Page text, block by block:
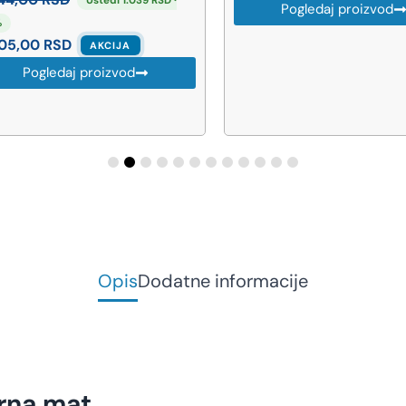
RSD AKCIJA
Pogledaj proizvod
Pogledaj proizvod
OpisDodatne informacije